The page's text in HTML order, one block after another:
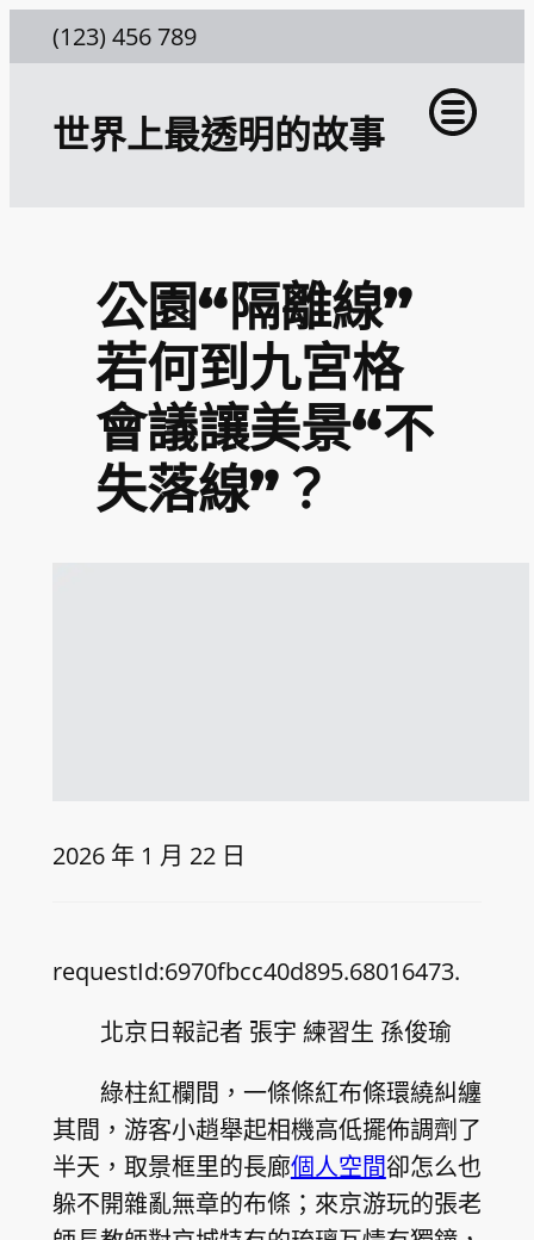
至
(123) 456 789
世界上最透明的故事
公園“隔離線”
若何到九宮格
會議讓美景“不
失落線”？
2026 年 1 月 22 日
requestId:6970fbcc40d895.68016473.
北京日報記者 張宇 練習生 孫俊瑜
綠柱紅欄間，一條條紅布條環繞糾纏
其間，游客小趙舉起相機高低擺佈調劑了
半天，取景框里的長廊個人空間卻怎么也
躲不開雜亂無章的布條；來京游玩的張老